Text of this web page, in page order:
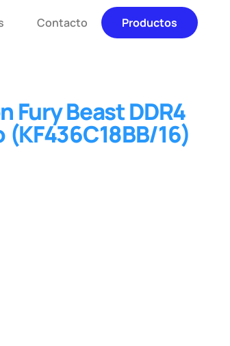
Contacto Productos
Fury Beast DDR4
(KF436C18BB/16)